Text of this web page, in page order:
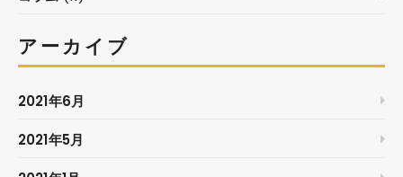
アーカイブ
2021年6月
2021年5月